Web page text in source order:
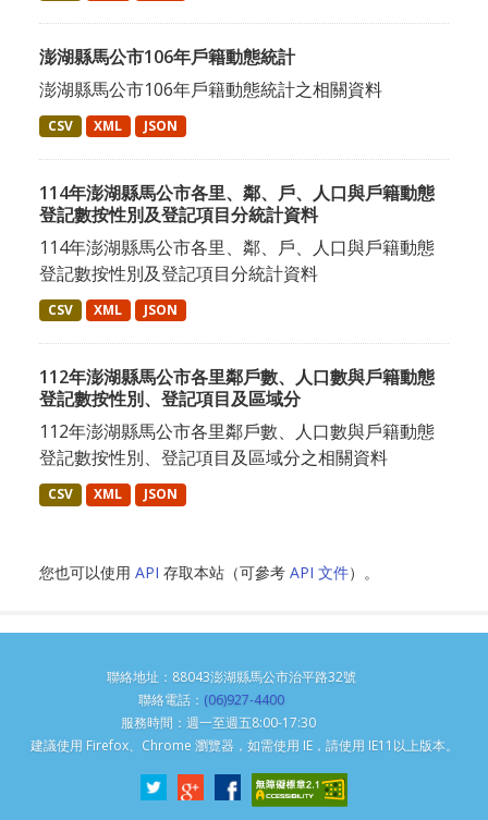
澎湖縣馬公市106年戶籍動態統計
澎湖縣馬公市106年戶籍動態統計之相關資料
CSV XML JSON
114年澎湖縣馬公市各里、鄰、戶、人口與戶籍動態
登記數按性別及登記項目分統計資料
114年澎湖縣馬公市各里、鄰、戶、人口與戶籍動態
登記數按性別及登記項目分統計資料
CSV XML JSON
112年澎湖縣馬公市各里鄰戶數、人口數與戶籍動態
登記數按性別、登記項目及區域分
112年澎湖縣馬公市各里鄰戶數、人口數與戶籍動態
登記數按性別、登記項目及區域分之相關資料
CSV XML JSON
您也可以使用 API 存取本站（可參考 API 文件）。
聯絡地址：88043澎湖縣馬公市治平路32號
聯絡電話： (06)927-4400
服務時間：週一至週五8:00-17:30
建議使用 Firefox、Chrome 瀏覽器，如需使用 IE，請使用 IE11以上版本。